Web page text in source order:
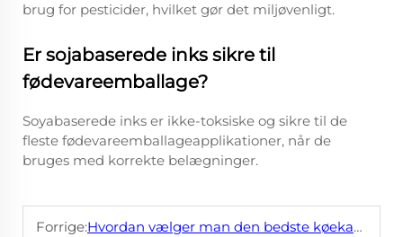
brug for pesticider, hvilket gør det miljøvenligt.
Er sojabaserede inks sikre til
fødevareemballage?
Soyabaserede inks er ikke-toksiske og sikre til de
fleste fødevareemballageapplikationer, når de
bruges med korrekte belægninger.
Forrige:Hvordan vælger man den bedste køekagedæse til at give væk?